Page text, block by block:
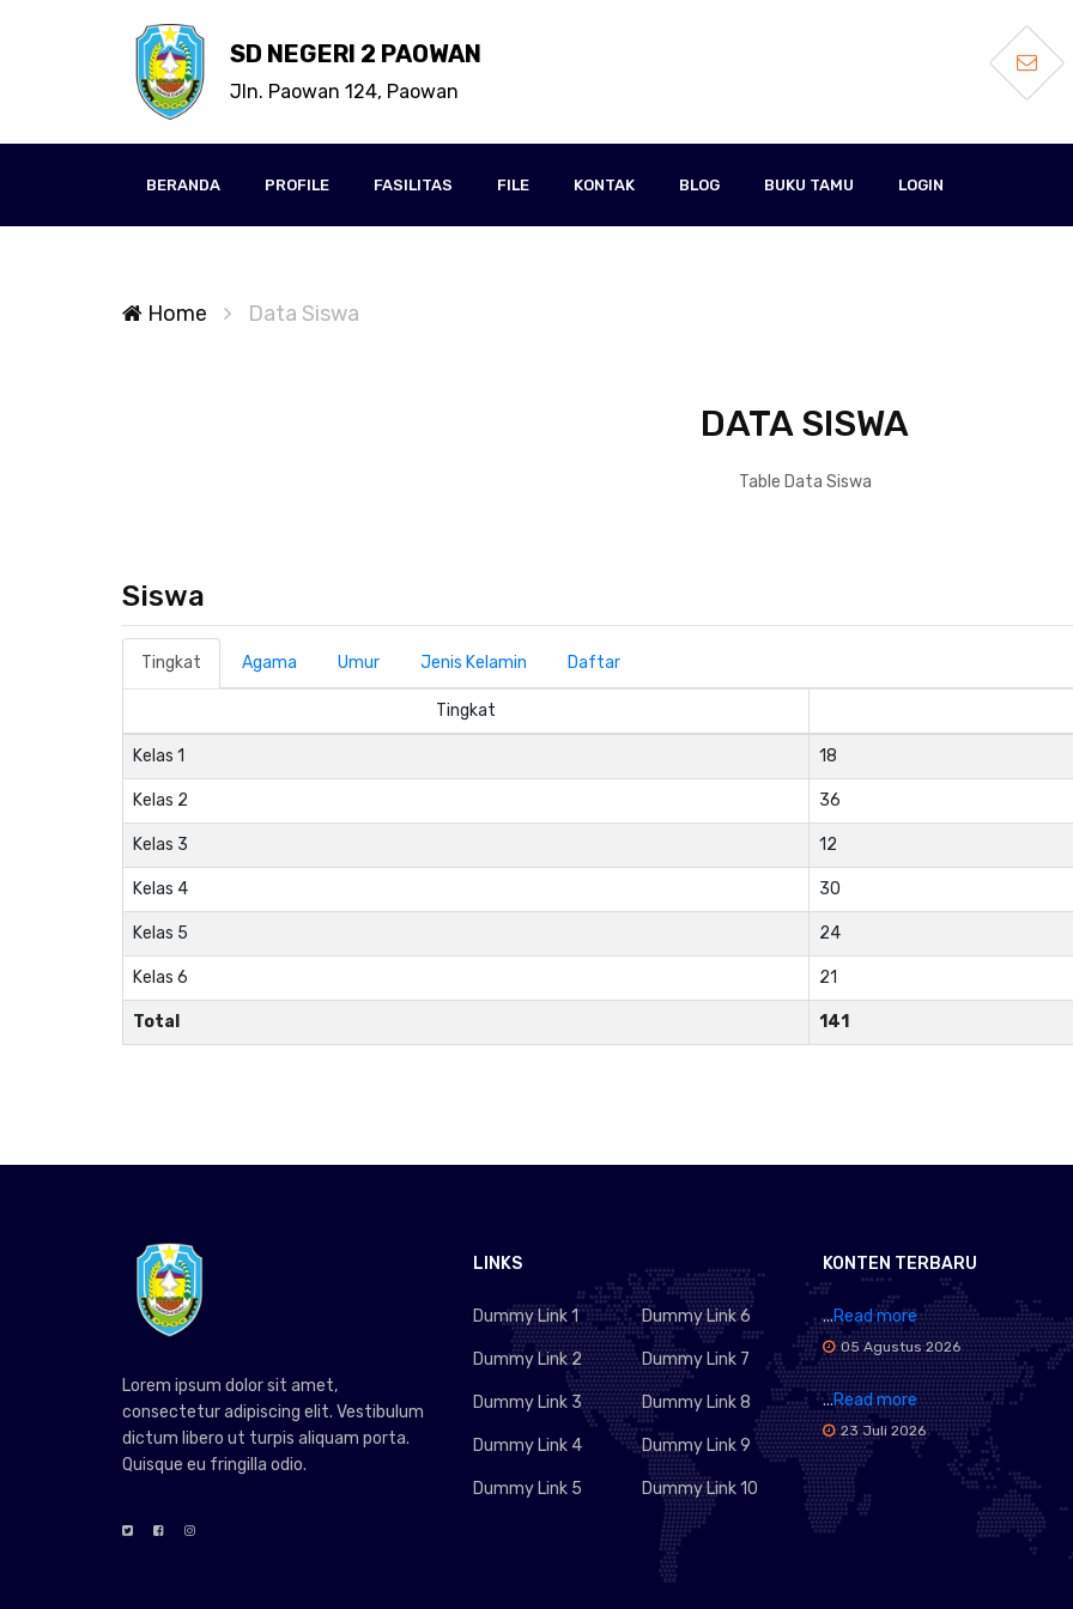
SD NEGERI 2 PAOWAN
Jln. Paowan 124, Paowan
BERANDA PROFILE FASILITAS FILE KONTAK BLOG BUKU TAMU LOGIN
Home Data Siswa
DATA SISWA
Table Data Siswa
Siswa
Tingkat Agama Umur Jenis Kelamin Daftar
Tingkat
Kelas 1 18
Kelas 2 36
Kelas 3 12
Kelas 4 30
Kelas 5 24
Kelas 6 21
Total 141
Lorem ipsum dolor sit amet,
consectetur adipiscing elit. Vestibulum
dictum libero ut turpis aliquam porta.
Quisque eu fringilla odio.
LINKS
Dummy Link 1
Dummy Link 2
Dummy Link 3
Dummy Link 4
Dummy Link 5
Dummy Link 6
Dummy Link 7
Dummy Link 8
Dummy Link 9
Dummy Link 10
KONTEN TERBARU
...Read more
05 Agustus 2026
...Read more
23 Juli 2026